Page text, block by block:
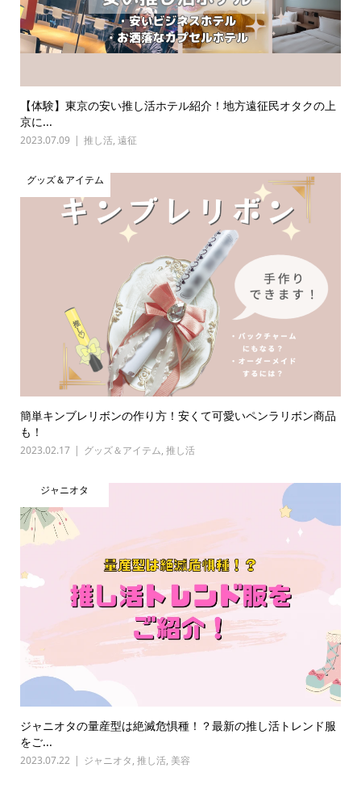
【体験】東京の安い推し活ホテル紹介！地方遠征民オタクの上
京に...
2023.07.09 推し活, 遠征
グッズ＆アイテム
簡単キンブレリボンの作り方！安くて可愛いペンラリボン商品
も！
2023.02.17 グッズ＆アイテム, 推し活
ジャニオタ
ジャニオタの量産型は絶滅危惧種！？最新の推し活トレンド服
をご...
2023.07.22 ジャニオタ, 推し活, 美容